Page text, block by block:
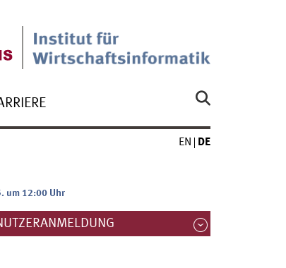
EN DE
um 12:00 Uhr